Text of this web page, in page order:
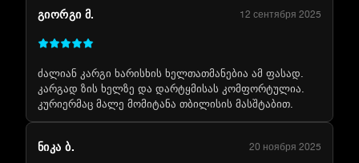
ᲒᲘᲝᲠᲒᲘ Მ. 12 сентября 2025
ძალიან კარგი ხარისხის ხელთათმანებია ამ ფასად.
კარგად ზის ხელზე და დარტყმისას კომფორტულია.
კურიერმაც მალე მომიტანა თბილისის მასშტაბით.
ᲜᲘᲙᲐ Ბ. 20 ноября 2025